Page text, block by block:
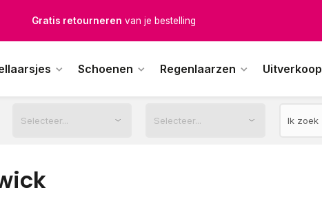
Gratis retourneren van je bestelling
Schoenen Regenlaarzen Uitverkoop